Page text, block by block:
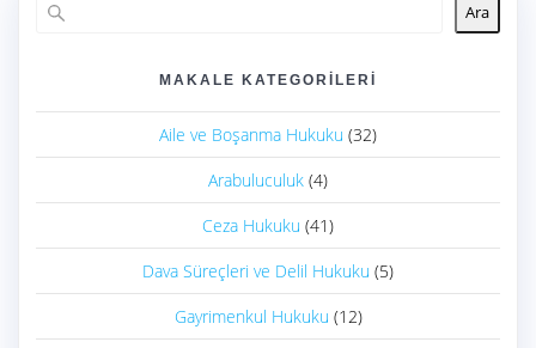
Ara
MAKALE KATEGORILERI
Aile ve Boşanma Hukuku (32)
Arabuluculuk (4)
Ceza Hukuku (41)
Dava Süreçleri ve Delil Hukuku (5)
Gayrimenkul Hukuku (12)